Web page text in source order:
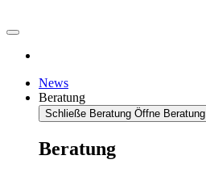
News
Beratung
Schließe Beratung Öffne Beratung
Beratung